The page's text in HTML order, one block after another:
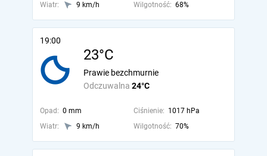
Wiatr:
9 km/h Wilgotność: 68%
19:00
23°C
Odczuwalna 24°C
Prawie bezchmurnie
Opad: 0 mm Ciśnienie: 1017 hPa
Wiatr:
9 km/h Wilgotność: 70%